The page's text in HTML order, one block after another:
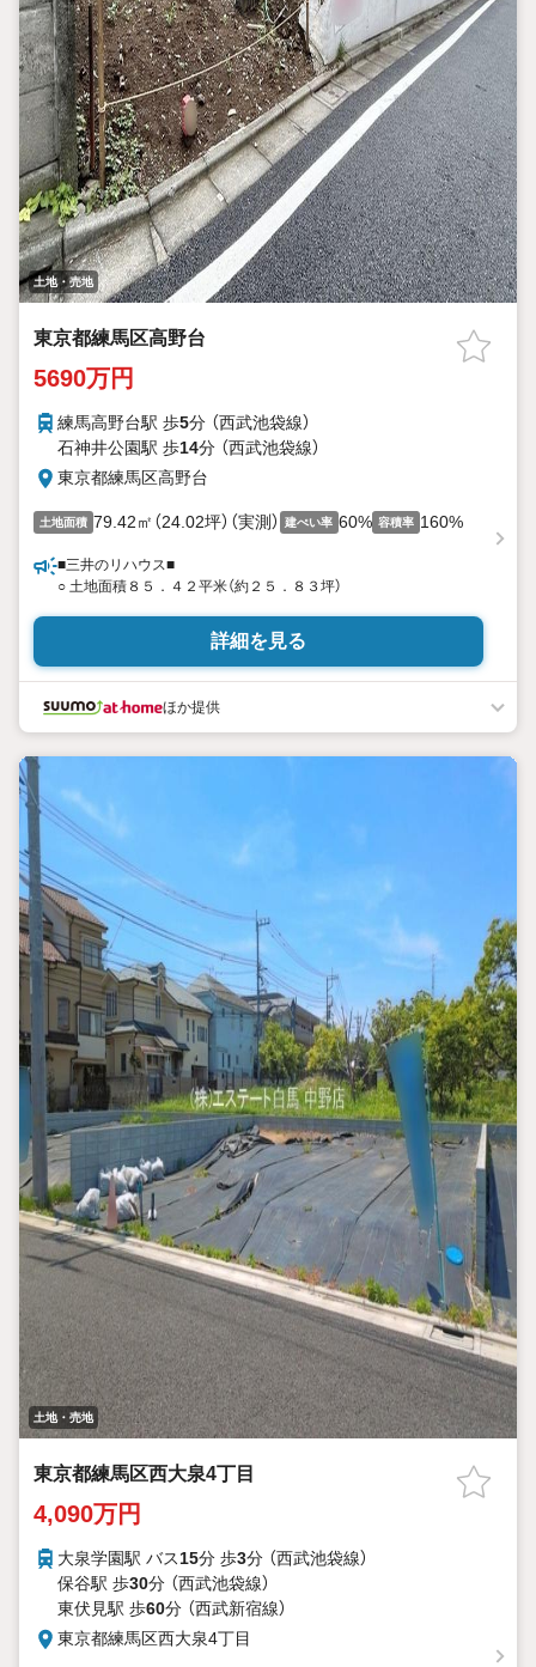
土地・売地
東京都練馬区高野台
5690万円
練馬高野台駅 歩5分 （西武池袋線）
石神井公園駅 歩14分 （西武池袋線）
東京都練馬区高野台
土地面積 79.42㎡（24.02坪）（実測） 建ぺい率 60% 容積率 160%
■三井のリハウス■
○ 土地面積８５．４２平米（約２５．８３坪）
詳細を見る
ほか提供
土地・売地
東京都練馬区西大泉4丁目
4,090万円
大泉学園駅 バス15分 歩3分 （西武池袋線）
保谷駅 歩30分 （西武池袋線）
東伏見駅 歩60分 （西武新宿線）
東京都練馬区西大泉4丁目